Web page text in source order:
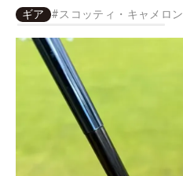
ギア #スコッティ・キャメロン